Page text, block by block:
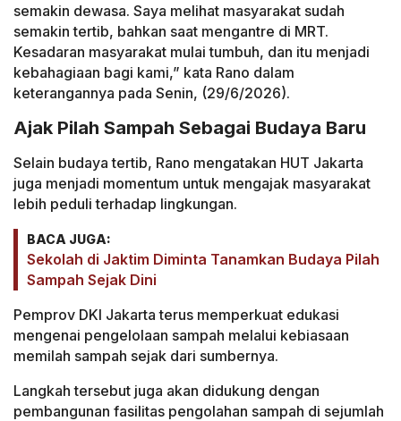
semakin dewasa. Saya melihat masyarakat sudah
semakin tertib, bahkan saat mengantre di MRT.
Kesadaran masyarakat mulai tumbuh, dan itu menjadi
kebahagiaan bagi kami,” kata Rano dalam
keterangannya pada Senin, (29/6/2026).
Ajak Pilah Sampah Sebagai Budaya Baru
Selain budaya tertib, Rano mengatakan HUT Jakarta
juga menjadi momentum untuk mengajak masyarakat
lebih peduli terhadap lingkungan.
BACA JUGA:
Sekolah di Jaktim Diminta Tanamkan Budaya Pilah
Sampah Sejak Dini
Pemprov DKI Jakarta terus memperkuat edukasi
mengenai pengelolaan sampah melalui kebiasaan
memilah sampah sejak dari sumbernya.
Langkah tersebut juga akan didukung dengan
pembangunan fasilitas pengolahan sampah di sejumlah